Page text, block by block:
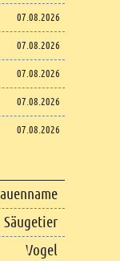
07.08.2026
07.08.2026
07.08.2026
07.08.2026
07.08.2026
Säugetier
Vogel